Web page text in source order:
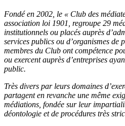
Fondé en 2002, le « Club des
association loi 1901, regroupe 29
institutionnels ou placés auprès
services publics ou d’organismes de
membres du Club ont compétence
ou exercent auprès d’entreprises
public.
Très divers par leurs domaines
partagent en revanche une même
médiations, fondée sur leur
déontologie et de procédures très